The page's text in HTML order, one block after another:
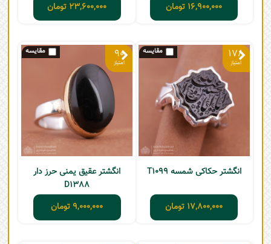
16,900,000 تومان 23,600,000 تومان
178
انگشتر حکاکی شمسه T1099
17,800,000 تومان
90
انگشتر عقیق یمنی حرز دار
D1388
9,000,000 تومان